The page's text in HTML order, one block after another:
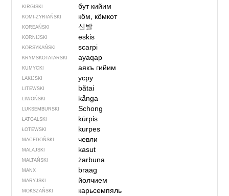
KIRGISKI бут кийим
KOMI-ZYRIAŃSKI кӧм, кӧмкот
KOREAŃSKI 신발
KORNIJSKI eskis
KORSYKAŃSKI scarpi
KRYMSKOTATARSKI ayaqap
KUMYCKI аякъ гийим
LAKIJSKI усру
LITEWSKI bãtai
LIWOŃSKI kǟnga
LUKSEMBURSKI Schong
ŁATGALSKI kūrpis
ŁOTEWSKI kurpes
MACEDOŃSKI чевли
MALAJSKI kasut
MALTAŃSKI żarbuna
MANX braag
MARYJSKI йолчием
MOKSZAŃSKI карьсемпяль